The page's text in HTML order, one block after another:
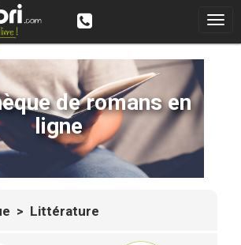
de romans en
ligne
> Littérature